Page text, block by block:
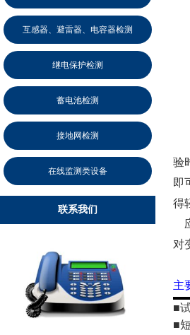
互感器、避雷器、电容器检测
继电保护检测
蓄电池检测
接地网检测
在线监测类设备
联系我们
验
即
得
对
主
■
■